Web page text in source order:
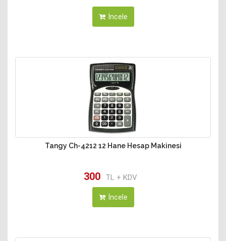
İncele
Tangy Ch-4212 12 Hane Hesap Makinesi
300 TL + KDV
İncele